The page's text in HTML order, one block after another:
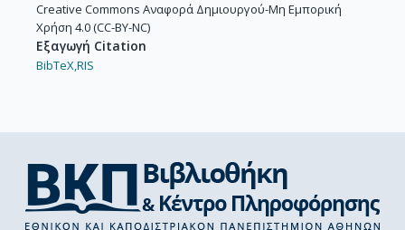
Creative Commons Αναφορά Δημιουργού-Μη Εμπορική
Χρήση 4.0 (CC-BY-NC)
Εξαγωγή Citation
BibTeX,RIS